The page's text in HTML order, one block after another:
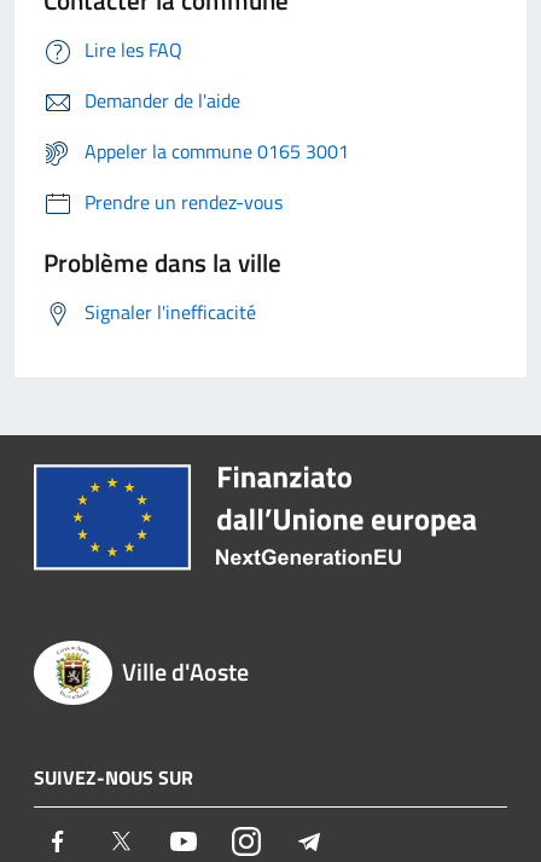
Lire les FAQ
Demander de l'aide
Appeler la commune 0165 3001
Prendre un rendez-vous
Problème dans la ville
Signaler l'inefficacité
Ville d'Aoste
SUIVEZ-NOUS SUR
Facebook Twitter YoutubeInstagram